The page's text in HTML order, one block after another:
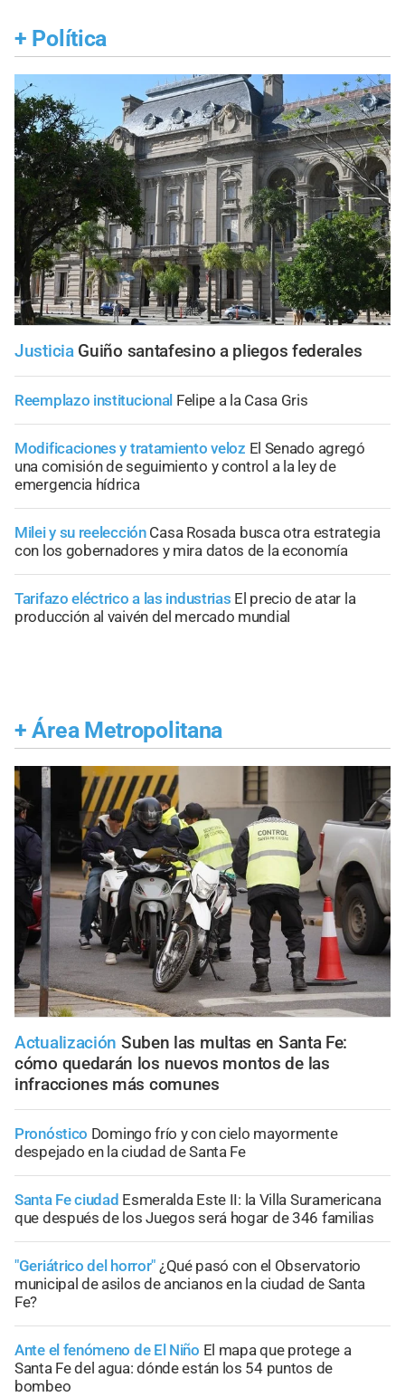
+ Política
Justicia Guiño santafesino a pliegos federales
Reemplazo institucional Felipe a la Casa Gris
Modificaciones y tratamiento veloz El Senado agregó
una comisión de seguimiento y control a la ley de
emergencia hídrica
Milei y su reelección Casa Rosada busca otra estrategia
con los gobernadores y mira datos de la economía
Tarifazo eléctrico a las industrias El precio de atar la
producción al vaivén del mercado mundial
+ Área Metropolitana
Actualización Suben las multas en Santa Fe:
cómo quedarán los nuevos montos de las
infracciones más comunes
Pronóstico Domingo frío y con cielo mayormente
despejado en la ciudad de Santa Fe
Santa Fe ciudad Esmeralda Este II: la Villa Suramericana
que después de los Juegos será hogar de 346 familias
"Geriátrico del horror" ¿Qué pasó con el Observatorio
municipal de asilos de ancianos en la ciudad de Santa
Fe?
Ante el fenómeno de El Niño El mapa que protege a
Santa Fe del agua: dónde están los 54 puntos de
bombeo